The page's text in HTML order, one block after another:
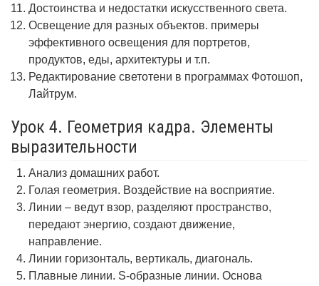
Достоинства и недостатки искусственного света.
Освещение для разных объектов. примеры
эффективного освещения для портретов,
продуктов, еды, архитектуры и т.п.
Редактирование светотени в программах Фотошоп,
Лайтрум.
Урок 4. Геометрия кадра. Элементы
выразительности
Анализ домашних работ.
Голая геометрия. Воздействие на восприятие.
Линии – ведут взор, разделяют пространство,
передают энергию, создают движение,
направление.
Линии горизонталь, вертикаль, диагональ.
Плавные линии. S-образные линии. Основа